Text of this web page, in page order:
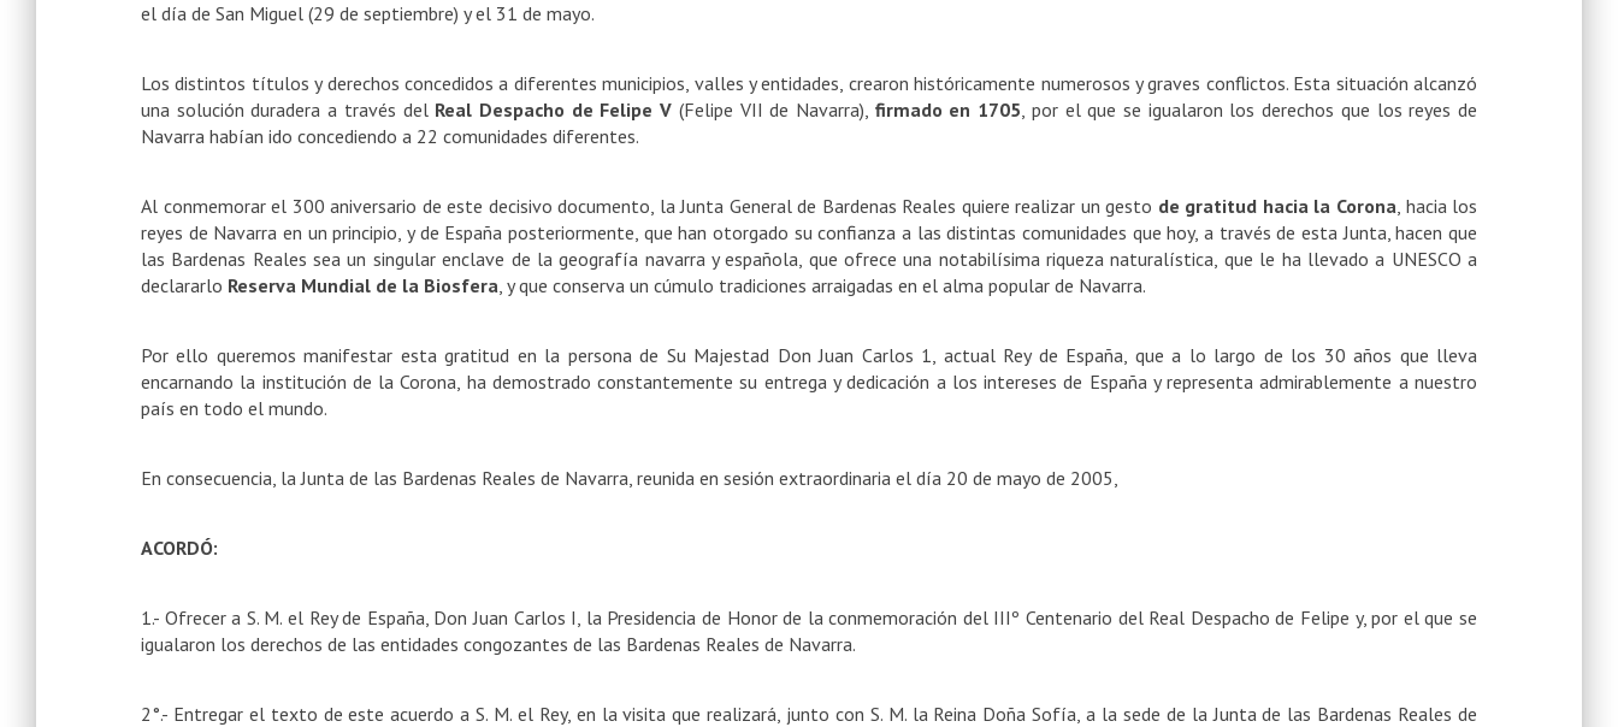
el día de San Miguel (29 de septiembre) y el 31 de mayo.
Los distintos títulos y derechos concedidos a diferentes municipios, valles y entidades, crearon históricamente numerosos y graves conflictos. Esta situación alcanzó
una solución duradera a través del Real Despacho de Felipe V (Felipe VII de Navarra), firmado en 1705, por el que se igualaron los derechos que los reyes de
Navarra habían ido concediendo a 22 comunidades diferentes.
Al conmemorar el 300 aniversario de este decisivo documento, la Junta Generalde Bardenas Reales quiere realizar un gesto de gratitud hacia la Corona, hacia los
reyes de Navarra en un principio, y de España posteriormente, que han otorgado su confianza a las distintas comunidades que hoy, a través de esta Junta, hacen que
las Bardenas Reales sea un singular enclave de la geografía navarra y española, que ofrece una notabilísima riqueza naturalística, que le ha llevado a UNESCO a
declararlo Reserva Mundial de la Biosfera, y que conserva un cúmulo tradiciones arraigadas en el alma popular de Navarra.
Por ello queremos manifestar esta gratitud en la persona de Su Majestad Don Juan Carlos 1, actual Rey de España, que a lo largo de los 30 años que lleva
encarnando la institución de la Corona, ha demostrado constantemente su entrega y dedicación a los intereses de España y representa admirablemente a nuestro
país en todo el mundo.
En consecuencia, la Junta de las Bardenas Reales de Navarra, reunida en sesión extraordinaria el día 20 de mayo de 2005,
ACORDÓ:
1.- Ofrecer a S. M. el Rey de España, Don Juan Carlos I, la Presidencia de Honor de la conmemoración del IIIº Centenario del Real Despacho de Felipe y, por el que se
igualaron los derechos de las entidades congozantes de las Bardenas Reales de Navarra.
2°.- Entregar el texto de este acuerdo a S. M. el Rey, en la visita que realizará, junto con S. M. la Reina Doña Sofía, a la sede de la Junta de las Bardenas Reales de